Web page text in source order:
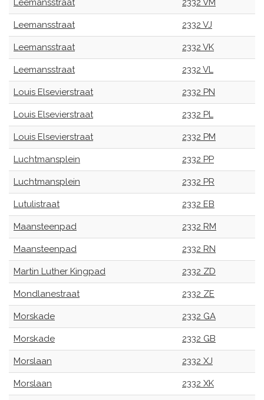
Leemansstraat 2332 VM
Leemansstraat 2332 VJ
Leemansstraat 2332 VK
Leemansstraat 2332 VL
Louis Elsevierstraat 2332 PN
Louis Elsevierstraat 2332 PL
Louis Elsevierstraat 2332 PM
Luchtmansplein 2332 PP
Luchtmansplein 2332 PR
Lutulistraat 2332 EB
Maansteenpad 2332 RM
Maansteenpad 2332 RN
Martin Luther Kingpad 2332 ZD
Mondlanestraat 2332 ZE
Morskade 2332 GA
Morskade 2332 GB
Morslaan 2332 XJ
Morslaan 2332 XK